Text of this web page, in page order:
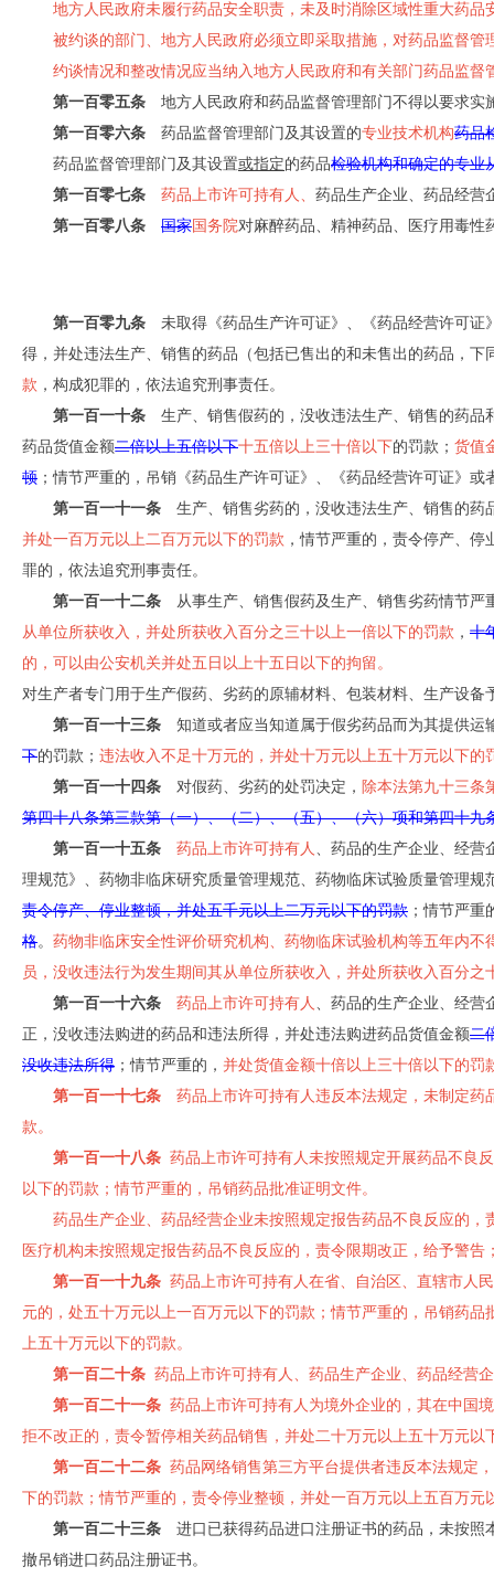
地方人民政府未履行药品安全职责，未及时消除区域性重大药
被约谈的部门、地方人民政府必须立即采取措施，对药品监督管
约谈情况和整改情况应当纳入地方人民政府和有关部门药品监督
第一百零五条 地方人民政府和药品监督管理部门不得以要求实
第一百零六条 药品监督管理部门及其设置的专业技术机构药品
药品监督管理部门及其设置或指定的药品检验机构和确定的专业
第一百零七条
药品上市许可持有人、 药品生产企业、药品经营
第一百零八条
国家 国务院对麻醉药品、精神药品、医疗用毒性
第一百零九条 未取得《药品生产许可证》、《药品经营许可证
得，并处违法生产、销售的药品（包括已售出的和未售出的药品，下
款 ，构成犯罪的，依法追究刑事责任。
第一百一十条 生产、销售假药的，没收违法生产、销售的药品
药品货值金额二倍以上五倍以下十五倍以上三十倍以下的罚款； 货值
顿 ；情节严重的，吊销《药品生产许可证》、《药品经营许可证》
第一百一十一条 生产、销售劣药的，没收违法生产、销售的药
并处一百万元以上二百万元以下的罚款 ，情节严重的，责令停产、
罪的，依法追究刑事责任。
第一百一十二条 从事生产、销售假药及生产、销售劣药情节严
从单位所获收入，并处所获收入百分之三十以上一倍以下的罚款 ， 十
的，可以由公安机关并处五日以上十五日以下的拘留。
对生产者专门用于生产假药、劣药的原辅材料、包装材料、生产设备
第一百一十三条 知道或者应当知道属于假劣药品而为其提供运
下的罚款； 违法收入不足十万元的，并处十万元以上五十万元以下
第一百一十四条 对假药、劣药的处罚决定， 除本法第九十三条
第四十八条第三款第（一）、（二）、（五）、（六）项和第四十九
第一百一十五条
药品上市许可持有人 、药品的生产企业、经营
理规范》、药物非临床研究质量管理规范、药物临床试验质量管理规
责令停产、停业整顿，并处五千元以上二万元以下的罚款 ；情节严重
格。 药物非临床安全性评价研究机构、药物临床试验机构等五年内
员，没收违法行为发生期间其从单位所获收入，并处所获收入百分
第一百一十六条 药品上市许可持有人 、药品的生产企业、经营
正，没收违法购进的药品和违法所得，并处违法购进药品货值金额二
没收违法所得 ；情节严重的， 并处货值金额十倍以上三十倍以下的罚
第一百一十七条 药品上市许可持有人违反本法规定，未制定药
款。
第一百一十八条 药品上市许可持有人未按照规定开展药品不良
以下的罚款；情节严重的，吊销药品批准证明文件。
药品生产企业、药品经营企业未按照规定报告药品不良反应的
医疗机构未按照规定报告药品不良反应的，责令限期改正，给予警
第一百一十九条 药品上市许可持有人在省、自治区、直辖市人
元的，处五十万元以上一百万元以下的罚款；情节严重的，吊销药
上五十万元以下的罚款。
第一百二十条 药品上市许可持有人、药品生产企业、药品经营
第一百二十一条 药品上市许可持有人为境外企业的，其在中国
拒不改正的，责令暂停相关药品销售，并处二十万元以上五十万元
第一百二十二条 药品网络销售第三方平台提供者违反本法规定
下的罚款；情节严重的，责令停业整顿，并处一百万元以上五百万元
第一百二十三条 进口已获得药品进口注册证书的药品，未按照
撤吊销进口药品注册证书。